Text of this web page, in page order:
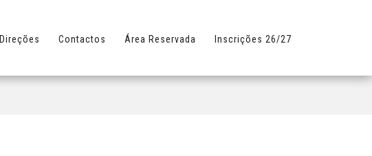
Direções Contactos Área Reservada Inscrições 26/27